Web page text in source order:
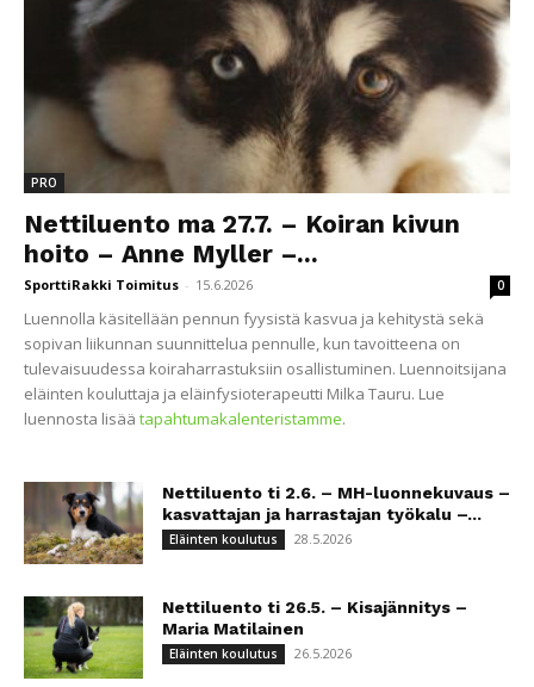
PRO
Nettiluento ma 27.7. – Koiran kivun
hoito – Anne Myller –...
SporttiRakki Toimitus - 15.6.2026 0
Luennolla käsitellään pennun fyysistä kasvua ja kehitystä sekä
sopivan liikunnan suunnittelua pennulle, kun tavoitteena on
tulevaisuudessa koiraharrastuksiin osallistuminen. Luennoitsijana
eläinten kouluttaja ja eläinfysioterapeutti Milka Tauru. Lue
luennosta lisää tapahtumakalenteristamme.
Nettiluento ti 2.6. – MH-luonnekuvaus –
kasvattajan ja harrastajan työkalu –...
Eläinten koulutus 28.5.2026
Nettiluento ti 26.5. – Kisajännitys –
Maria Matilainen
Eläinten koulutus 26.5.2026